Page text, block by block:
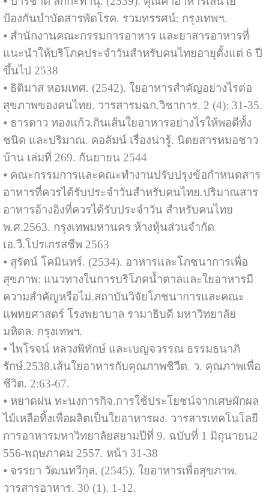
ป้องกันบำบัดสารพัดโรค. รวมทรรศน์: กรุงเทพฯ.
⦁ สำนักงานคณะกรรมการอาหาร และยาสารอาหารที่
แนะนำให้บริโภคประจำวันสำหรับคนไทยอายุตั้งแต่ 6 ปี
ขึ้นไป 2538
⦁ ธิติมาส หอมเทศ. (2542). ใยอาหารสำคัญอย่างไรต่อ
สุขภาพของคนไทย. วารสารมฉก.วิชาการ. 2 (4): 31-35.
⦁ ธารดาว ทองแก้ว.กินเส้นใยอาหารอย่างไรให้พอดีทั้ง
ชนิด และปริมาณ. คอลัมน์ เรื่องน่ารู้. นิตยสารหมอชาว
บ้าน เล่มที่ 269. กันยายน 2544
⦁ คณะกรรมการและคณะทำงานปรับปรุงข้อกำหนดสาร
อาหารที่ควรได้รับประจำวันสำหรับคนไทย.ปริมาณสาร
อาหารอ้างอิงที่ควรได้รับประจำวัน สำหรับคนไทย
พ.ศ.2563. กรุงเทพมหานคร ห้างหุ้นส่วนจำกัด
เอ.วี.โปรเกรสชีพ 2563
⦁ สุรัตน์ โคมินทร์. (2534). อาหารและโภชนาการเพื่อ
สุขภาพ: แนวทางในการบริโภคน้ำตาลและใยอาหารมี
ความสำคัญหรือไม่.สถาบันวิจัยโภชนาการและคณะ
แพทยศาสตร์ โรงพยาบาล รามาธิบดี มหาวิทยาลัย
มหิดล. กรุงเทพฯ.
⦁ ไพโรจน์ หลวงพิทักษ์ และเบญจวรรณ ธรรมธนาภิ
รักษ์.2538.เส้นใยอาหารกับคุณภาพชิวีต. ว. คุณภาพเพื่อ
ชีวิต. 2:63-67.
⦁ หยาดฝน ทะนงการกิจ.การใช้ประโยชน์จากเศษผักผล
ไม้เหลือทิ้งเพื่อผลิตเป็นใยอาหารผง. วารสารเทคโนโลยี
การอาหารมหาวิทยาลัยสยามปีที่ 9. ฉบับที่ 1 มิถุนายน2
556-พฤษภาคม 2557. หน้า 31-38
⦁ จรรยา วัฒนทวีกุล. (2545). ใยอาหารเพื่อสุขภาพ.
วารสารอาหาร. 30 (1). 1-12.